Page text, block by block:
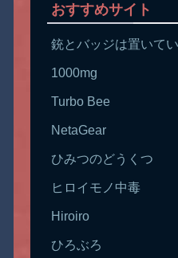
おすすめサイト
銃とバッジは置いて
1000mg
Turbo Bee
NetaGear
ひみつのどうくつ
ヒロイモノ中毒
Hiroiro
ひろぶろ